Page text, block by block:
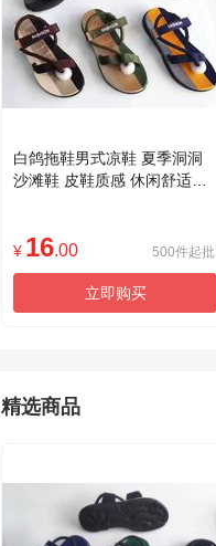
白鸽拖鞋男式凉鞋 夏季洞洞
沙滩鞋 皮鞋质感 休闲舒适透
¥ 16.00 500件起批
立即购买
精选商品